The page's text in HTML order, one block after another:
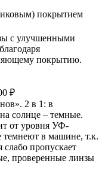
покрытием
с улучшенными
покрытию.
₽
2 в 1: в
солнце – темные.
от уровня УФ-
темнеют в машине, т.к.
слабо пропускает
проверенные линзы